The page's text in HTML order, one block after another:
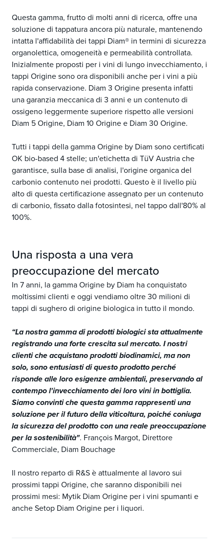
Questa gamma, frutto di molti anni di ricerca, offre una
soluzione di tappatura ancora più naturale, mantenendo
intatta l'affidabilità dei tappi Diam® in termini di sicurezza
organolettica, omogeneità e permeabilità controllata.
Inizialmente proposti per i vini di lungo invecchiamento, i
tappi Origine sono ora disponibili anche per i vini a più
rapida conservazione. Diam 3 Origine presenta infatti
una garanzia meccanica di 3 anni e un contenuto di
ossigeno leggermente superiore rispetto alle versioni
Diam 5 Origine, Diam 10 Origine e Diam 30 Origine.
Tutti i tappi della gamma Origine by Diam sono certificati
OK bio-based 4 stelle; un'etichetta di TüV Austria che
garantisce, sulla base di analisi, l'origine organica del
carbonio contenuto nei prodotti. Questo è il livello più
alto di questa certificazione assegnato per un contenuto
di carbonio, fissato dalla fotosintesi, nel tappo dall'80% al
100%.
Una risposta a una vera
preoccupazione del mercato
In 7 anni, la gamma Origine by Diam ha conquistato
moltissimi clienti e oggi vendiamo oltre 30 milioni di
tappi di sughero di origine biologica in tutto il mondo.
“La nostra gamma di prodotti biologici sta attualmente
registrando una forte crescita sul mercato. I nostri
clienti che acquistano prodotti biodinamici, ma non
solo, sono entusiasti di questo prodotto perché
risponde alle loro esigenze ambientali, preservando al
contempo l'invecchiamento dei loro vini in bottiglia.
Siamo convinti che questa gamma rappresenti una
soluzione per il futuro della viticoltura, poiché coniuga
la sicurezza del prodotto con una reale preoccupazione
per la sostenibilità". François Margot, Direttore
Commerciale, Diam Bouchage
Il nostro reparto di R&S è attualmente al lavoro sui
prossimi tappi Origine, che saranno disponibili nei
prossimi mesi: Mytik Diam Origine per i vini spumanti e
anche Setop Diam Origine per i liquori.